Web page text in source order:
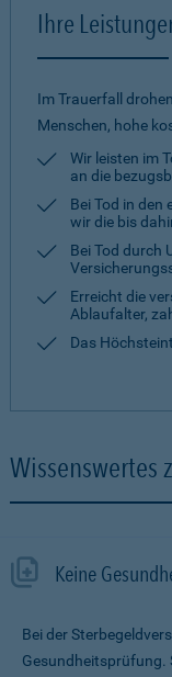
Ihre
Im Trauerfall
Menschen, hohe
Wir leisten im
an die
Bei Tod in
wir die bis
Bei Tod durch
Erreicht die
Ablaufalter,
Das
Wissenswertes
Keine
Bei der
Gesundheitsprüfung.